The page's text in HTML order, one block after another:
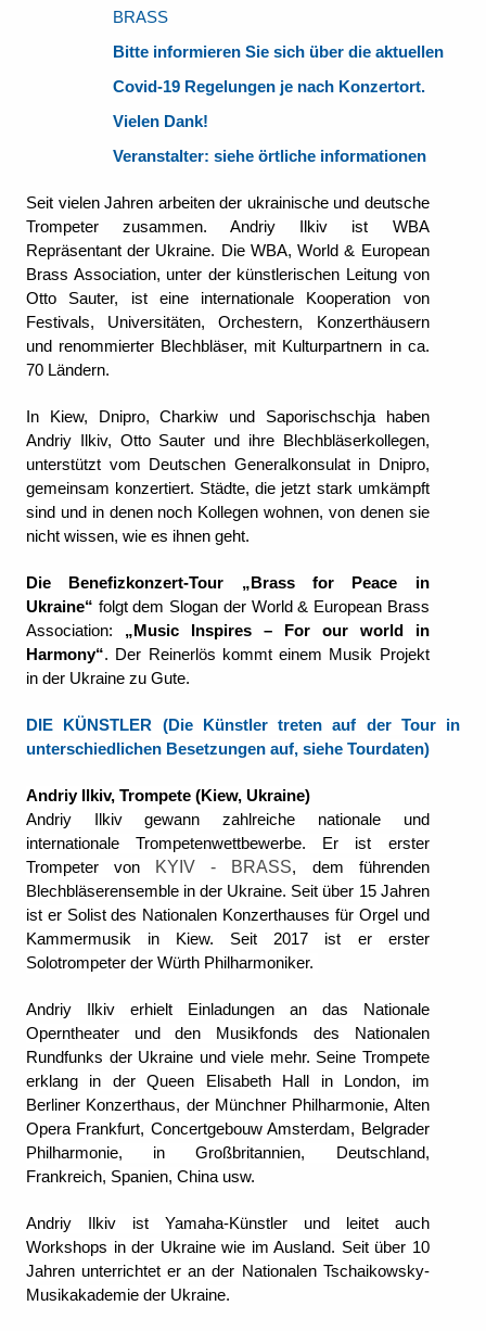
BRASS
Bitte informieren Sie sich über die aktuellen
Covid-19 Regelungen je nach Konzertort.
Vielen Dank!
Veranstalter: siehe örtliche informationen
Seit vielen Jahren arbeiten der ukrainische und deutsche
Trompeter zusammen. Andriy Ilkiv ist WBA
Repräsentant der Ukraine. Die WBA, World & European
Brass Association, unter der künstlerischen Leitung von
Otto Sauter, ist eine internationale Kooperation von
Festivals, Universitäten, Orchestern, Konzerthäusern
und renommierter Blechbläser, mit Kulturpartnern in ca.
70 Ländern.
In Kiew, Dnipro, Charkiw und Saporischschja haben
Andriy Ilkiv, Otto Sauter und ihre Blechbläserkollegen,
unterstützt vom Deutschen Generalkonsulat in Dnipro,
gemeinsam konzertiert. Städte, die jetzt stark umkämpft
sind und in denen noch Kollegen wohnen, von denen sie
nicht wissen, wie es ihnen geht.
Die Benefizkonzert-Tour „Brass for Peace in
Ukraine“ folgt dem Slogan der World & European Brass
Association: „Music Inspires – For our world in
Harmony“. Der Reinerlös kommt einem Musik Projekt
in der Ukraine zu Gute.
DIE KÜNSTLER (Die Künstler treten auf der Tour in
unterschiedlichen Besetzungen auf, siehe Tourdaten)
Andriy Ilkiv, Trompete (Kiew, Ukraine)
Andriy Ilkiv gewann zahlreiche nationale und
internationale Trompetenwettbewerbe. Er ist erster
Trompeter von
KYIV - BRASS, dem führenden
Blechbläserensemble in der Ukraine. Seit über 15 Jahren
ist er Solist des Nationalen Konzerthauses für Orgel und
Kammermusik in Kiew. Seit 2017 ist er erster
Solotrompeter der Würth Philharmoniker.
Andriy Ilkiv erhielt Einladungen an das Nationale
Operntheater und den Musikfonds des Nationalen
Rundfunks der Ukraine und viele mehr. Seine Trompete
erklang in der Queen Elisabeth Hall in London, im
Berliner Konzerthaus, der Münchner Philharmonie, Alten
Opera Frankfurt, Concertgebouw Amsterdam, Belgrader
Philharmonie, in Großbritannien, Deutschland,
Frankreich, Spanien, China usw.
Andriy Ilkiv ist Yamaha-Künstler und leitet auch
Workshops in der Ukraine wie im Ausland. Seit über 10
Jahren unterrichtet er an der Nationalen Tschaikowsky-
Musikakademie der Ukraine.